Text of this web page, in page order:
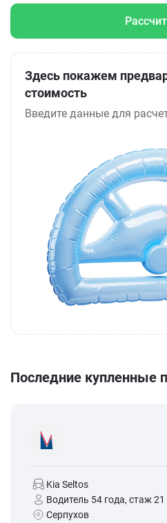
Здесь покажем
стоимость
Введите данные для
Последние купленные
Kia Seltos
Водитель 54 года, стаж 21
Серпухов